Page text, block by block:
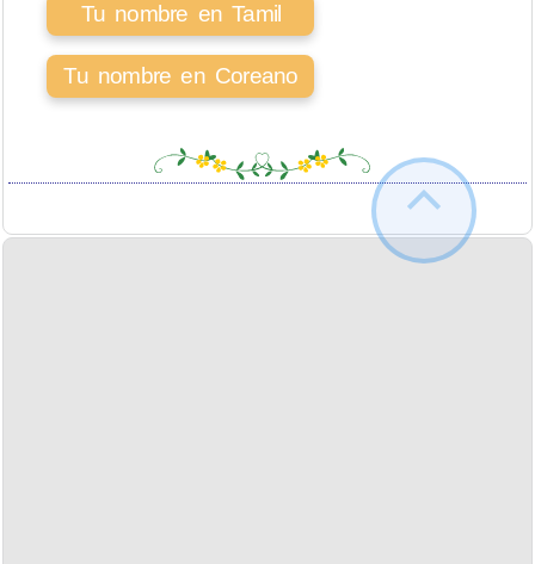
Tu nombre en Tamil
Tu nombre en Coreano